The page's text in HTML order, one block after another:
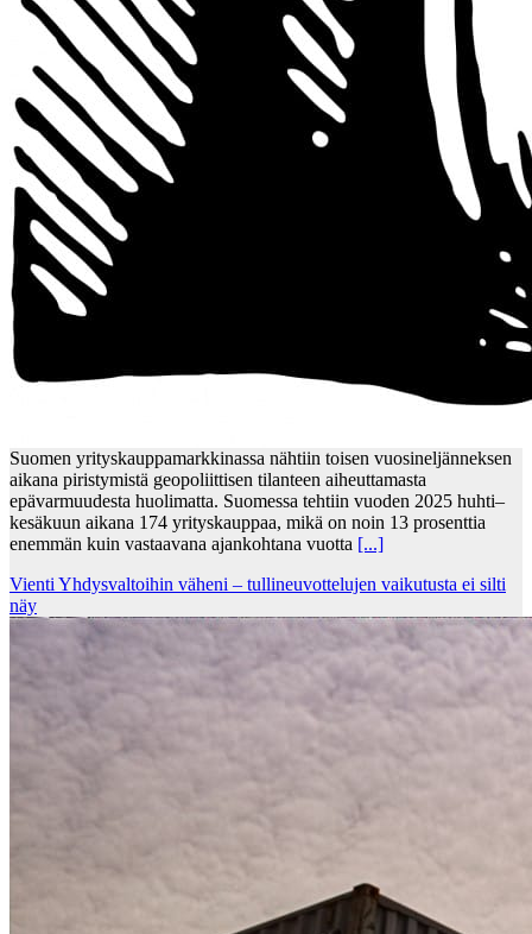
Suomen yrityskauppamarkkinassa nähtiin toisen vuosineljänneksen
aikana piristymistä geopoliittisen tilanteen aiheuttamasta
epävarmuudesta huolimatta. Suomessa tehtiin vuoden 2025 huhti–
kesäkuun aikana 174 yrityskauppaa, mikä on noin 13 prosenttia
enemmän kuin vastaavana ajankohtana vuotta [...]
Vienti Yhdysvaltoihin väheni – tullineuvottelujen vaikutusta ei silti
näy